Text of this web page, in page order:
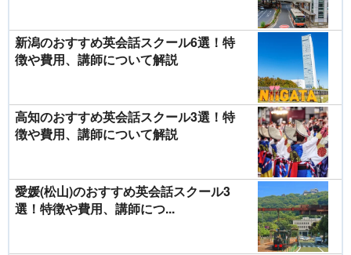
新潟のおすすめ英会話スクール6選！特
徴や費用、講師について解説
高知のおすすめ英会話スクール3選！特
徴や費用、講師について解説
愛媛(松山)のおすすめ英会話スクール3
選！特徴や費用、講師につ...